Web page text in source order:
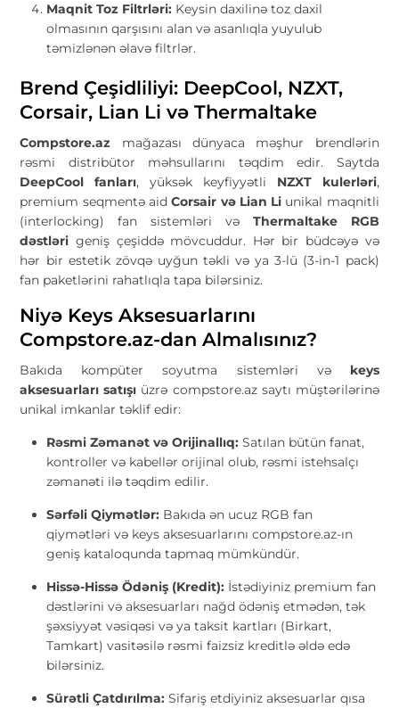
Maqnit Toz Filtrləri: Keysin daxilinə toz daxil
olmasının qarşısını alan və asanlıqla yuyulub
təmizlənən əlavə filtrlər.
Brend Çeşidliliyi: DeepCool, NZXT,
Corsair, Lian Li və Thermaltake
Compstore.az mağazası dünyaca məşhur brendlərin
rəsmi distribütor məhsullarını təqdim edir. Saytda
DeepCool fanları, yüksək keyfiyyətli NZXT kulerləri,
premium seqmentə aidCorsair və Lian Li unikal maqnitli
(interlocking) fan sistemləri və Thermaltake RGB
dəstləri geniş çeşiddə mövcuddur. Hər bir büdcəyə və
hər bir estetik zövqə uyğun təkli və ya 3-lü (3-in-1 pack)
fan paketlərini rahatlıqla tapa bilərsiniz.
Niyə Keys Aksesuarlarını
Compstore.az-dan Almalısınız?
Bakıda kompüter soyutma sistemləri və keys
aksesuarları satışı üzrə compstore.az saytı müştərilərinə
unikal imkanlar təklif edir:
Rəsmi Zəmanət və Orijinallıq: Satılan bütün fanat,
kontroller və kabellər orijinal olub, rəsmi istehsalçı
zəmanəti ilə təqdim edilir.
Sərfəli Qiymətlər: Bakıda ən ucuz RGB fan
qiymətləri və keys aksesuarlarını compstore.az-ın
geniş kataloqunda tapmaq mümkündür.
Hissə-Hissə Ödəniş (Kredit): İstədiyiniz premium fan
dəstlərini və aksesuarları nağd ödəniş etmədən, tək
şəxsiyyət vəsiqəsi və ya taksit kartları (Birkart,
Tamkart) vasitəsilə rəsmi faizsiz kreditlə əldə edə
bilərsiniz.
Sürətli Çatdırılma: Sifariş etdiyiniz aksesuarlar qısa